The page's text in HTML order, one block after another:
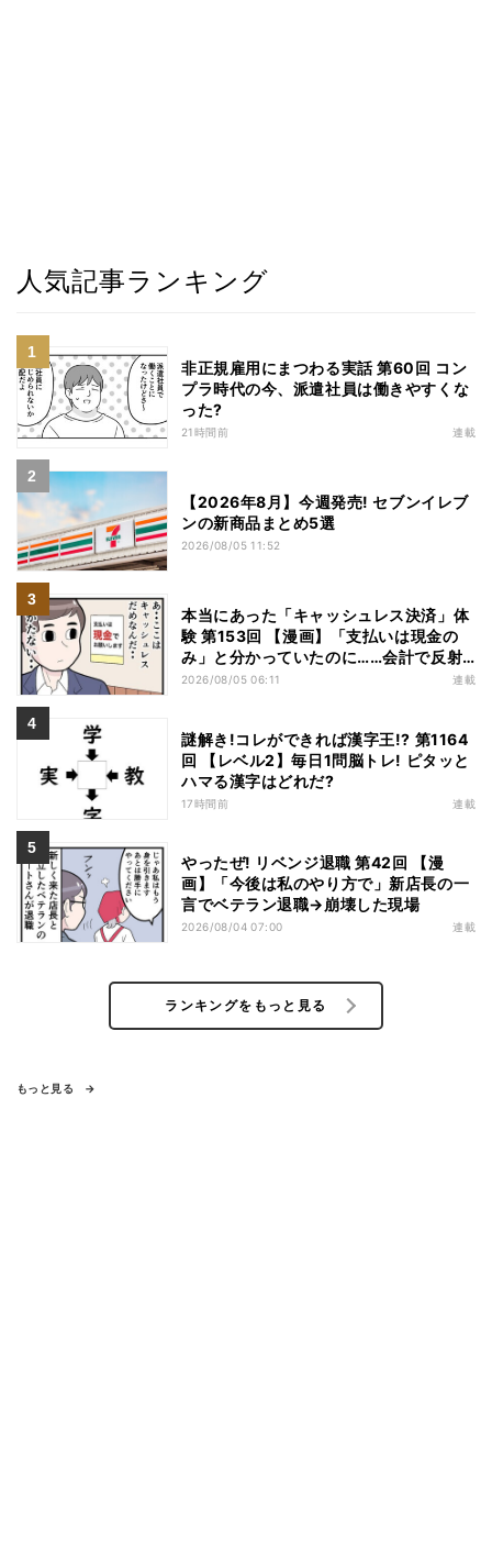
人気記事ランキング
非正規雇用にまつわる実話 第60回 コン
プラ時代の今、派遣社員は働きやすくな
った?
21時間前 連載
【2026年8月】今週発売! セブンイレブ
ンの新商品まとめ5選
2026/08/05 11:52
本当にあった「キャッシュレス決済」体
験 第153回 【漫画】「支払いは現金の
み」と分かっていたのに……会計で反射
的に出してしまったものは
2026/08/05 06:11 連載
謎解き!コレができれば漢字王!? 第1164
回 【レベル2】毎日1問脳トレ! ピタッと
ハマる漢字はどれだ?
17時間前 連載
やったぜ! リベンジ退職 第42回 【漫
画】「今後は私のやり方で」新店長の一
言でベテラン退職→崩壊した現場
2026/08/04 07:00 連載
ランキングをもっと見る
もっと見る